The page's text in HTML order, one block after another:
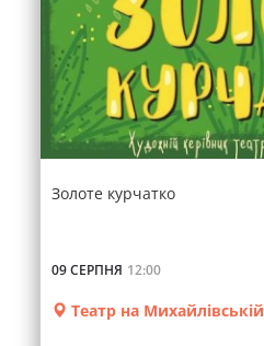
Золоте курчатко
09 СЕРПНЯ 12:00
Театр на Михайлівській